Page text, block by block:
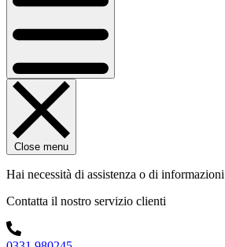
Close menu
Hai necessità di assistenza o di
Contatta il nostro servizio clienti